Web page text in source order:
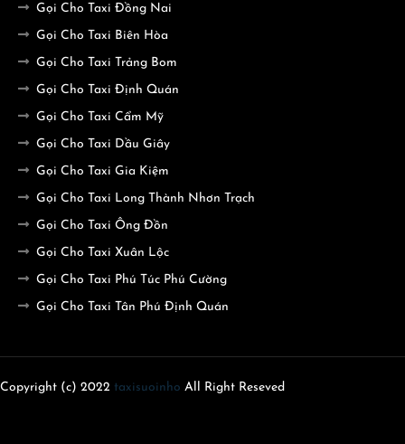
Gọi Cho Taxi Đồng Nai
Gọi Cho Taxi Biên Hòa
Gọi Cho Taxi Trảng Bom
Gọi Cho Taxi Định Quán
Gọi Cho Taxi Cẩm Mỹ
Gọi Cho Taxi Dầu Giây
Gọi Cho Taxi Gia Kiệm
Gọi Cho Taxi Long Thành Nhơn Trạch
Gọi Cho Taxi Ông Đồn
Gọi Cho Taxi Xuân Lộc
Gọi Cho Taxi Phú Túc Phú Cường
Gọi Cho Taxi Tân Phú Định Quán
Copyright (c) 2022 taxisuoinho All Right Reseved